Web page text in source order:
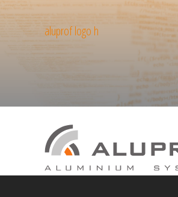
aluprof logo h